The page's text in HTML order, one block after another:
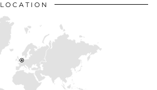
LOCATION